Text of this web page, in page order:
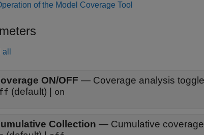
of the Model Coverage Tool
ON/OFF — Coverage analysis
(default) | on
Collection — Cumulative